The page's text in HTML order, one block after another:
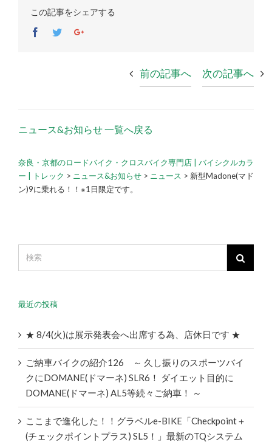
この記事をシェアする
Facebook
TwitterGoogle+
前の記事へ 次の記事へ
ニュース&お知らせ 一覧へ戻る
奈良・京都のロードバイク・クロスバイク専門店 | バイシクルカラ
ー | トレック > ニュース&お知らせ > ニュース > 新型Madone(マド
ン)9に乗れる！！※1日限定です。
最近の投稿
★ 8/4(火)は展示発表会へ出席する為、店休日です ★
ご納車バイクの紹介126 ～ 久し振りのスポーツバイ
クにDOMANE(ドマーネ) SLR6！ ダイエット目的に
DOMANE(ドマーネ) AL5等続々ご納車！ ～
ここまで進化した！！グラベルe-BIKE「Checkpoint＋
(チェックポイントプラス) SL5！」最新のTQシステム